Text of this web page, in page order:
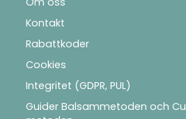
Kontakt
Rabattkoder
Cookies
Integritet (GDPR, PUL)
Guider Balsammetoden och